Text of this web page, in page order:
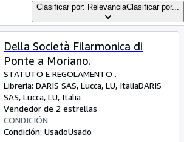
CERRAR
Clasificar por: RelevanciaClasificar por...
Della Società Filarmonica di
Ponte a Moriano.
STATUTO E REGOLAMENTO .
Librería: DARIS SAS, Lucca, LU, ItaliaDARIS
SAS, Lucca, LU, Italia
Vendedor de 2 estrellas
CONDICIÓN
Condición: UsadoUsado